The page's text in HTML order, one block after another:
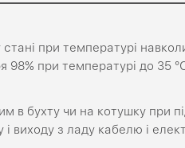
стані при температурі
98% при температурі до 35
в бухту чи на котушку при
виходу з ладу кабелю і